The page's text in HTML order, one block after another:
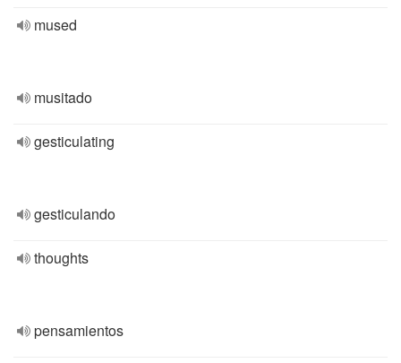
mused
musitado
gesticulating
gesticulando
thoughts
pensamientos